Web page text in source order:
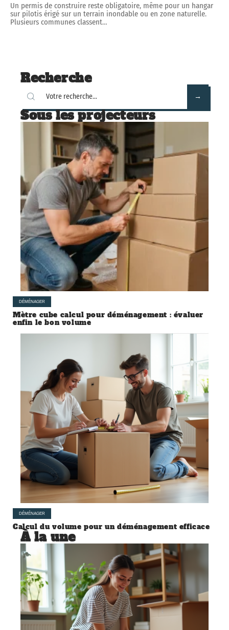
Un permis de construire reste obligatoire, même pour un hangar
sur pilotis érigé sur un terrain inondable ou en zone naturelle.
Plusieurs communes classent…
Recherche
Sous les projecteurs
DÉMÉNAGER
Mètre cube calcul pour déménagement : évaluer
enfin le bon volume
DÉMÉNAGER
Calcul du volume pour un déménagement efficace
À la une